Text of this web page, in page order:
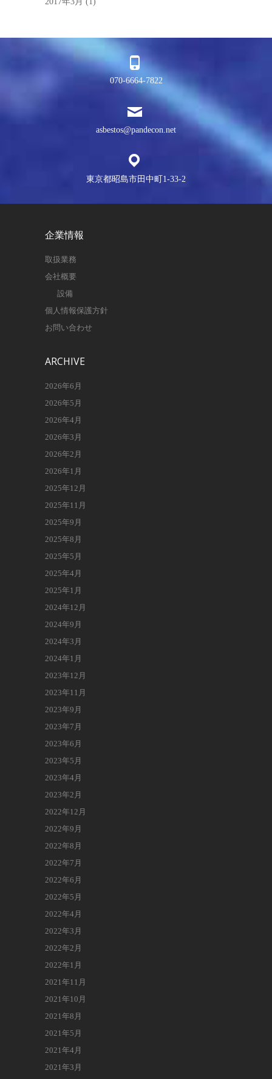
070-6664-7822
asbestos@pandecon.net
東京都昭島市田中町1-33-2
企業情報
取扱業務
会社概要
設備
個人情報保護方針
お問い合わせ
ARCHIVE
2026年6月
2026年5月
2026年4月
2026年3月
2026年2月
2026年1月
2025年12月
2025年11月
2025年9月
2025年8月
2025年5月
2025年4月
2025年1月
2024年12月
2024年9月
2024年3月
2024年1月
2023年12月
2023年11月
2023年9月
2023年7月
2023年6月
2023年5月
2023年4月
2023年2月
2022年12月
2022年9月
2022年8月
2022年7月
2022年6月
2022年5月
2022年4月
2022年3月
2022年2月
2022年1月
2021年11月
2021年10月
2021年8月
2021年5月
2021年4月
2021年3月